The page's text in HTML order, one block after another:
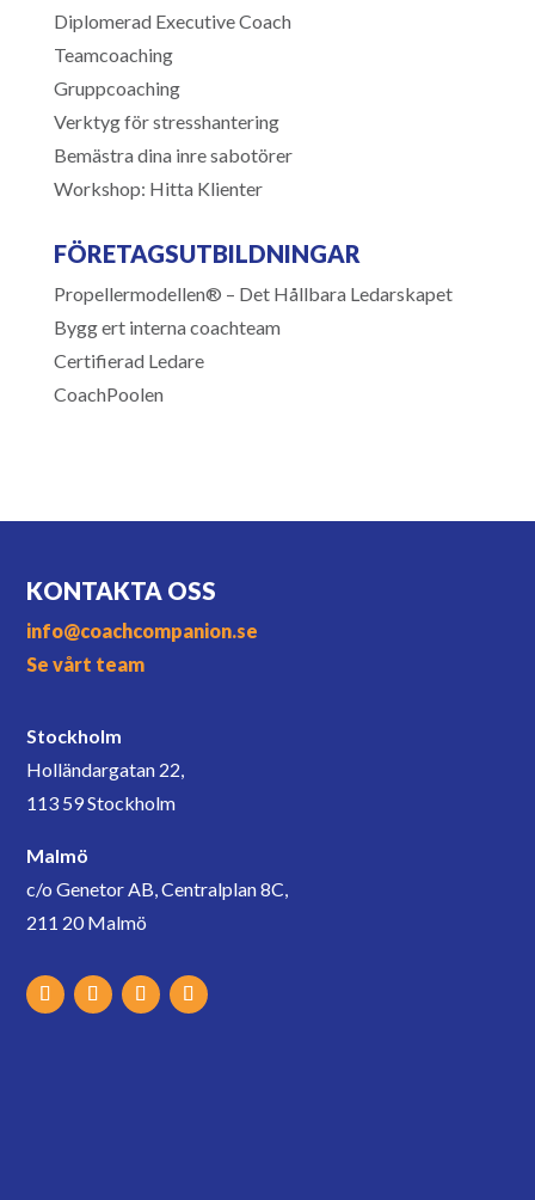
Diplomerad Executive Coach
Teamcoaching
Gruppcoaching
Verktyg för stresshantering
Bemästra dina inre sabotörer
Workshop: Hitta Klienter
FÖRETAGSUTBILDNINGAR
Propellermodellen® – Det Hållbara Ledarskapet
Bygg ert interna coachteam
Certifierad Ledare
CoachPoolen
KONTAKTA OSS
info@coachcompanion.se
Se vårt team
Stockholm
Holländargatan 22,
113 59 Stockholm
Malmö
c/o Genetor AB, Centralplan 8C,
211 20 Malmö